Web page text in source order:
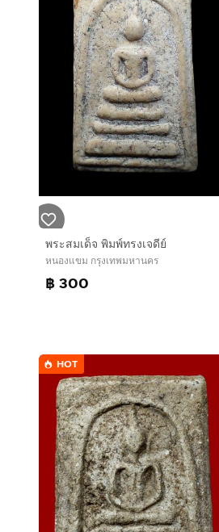
พระสมเด็จ พิมพ์ทรงเจดีย์
หนองแขม กรุงเทพมหานคร
฿ 300
HOT